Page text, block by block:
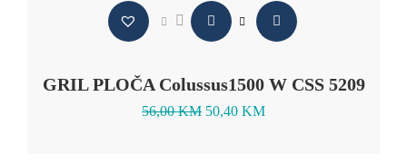
GRIL PLOČA Colussus1500 W CSS 5209
56,00KM 50,40 KM